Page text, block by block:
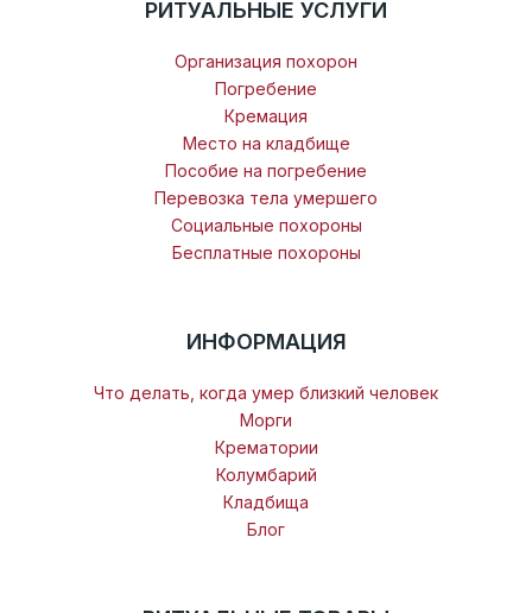
РИТУАЛЬНЫЕ УСЛУГИ
Организация похорон
Погребение
Кремация
Место на кладбище
Пособие на погребение
Перевозка тела умершего
Социальные похороны
Бесплатные похороны
ИНФОРМАЦИЯ
Что делать, когда умер близкий человек
Морги
Крематории
Колумбарий
Кладбища
Блог